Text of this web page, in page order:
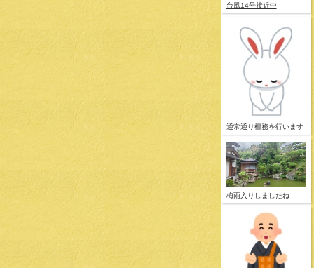
台風14号接近中
通常通り檀務を行います
梅雨入りしましたね